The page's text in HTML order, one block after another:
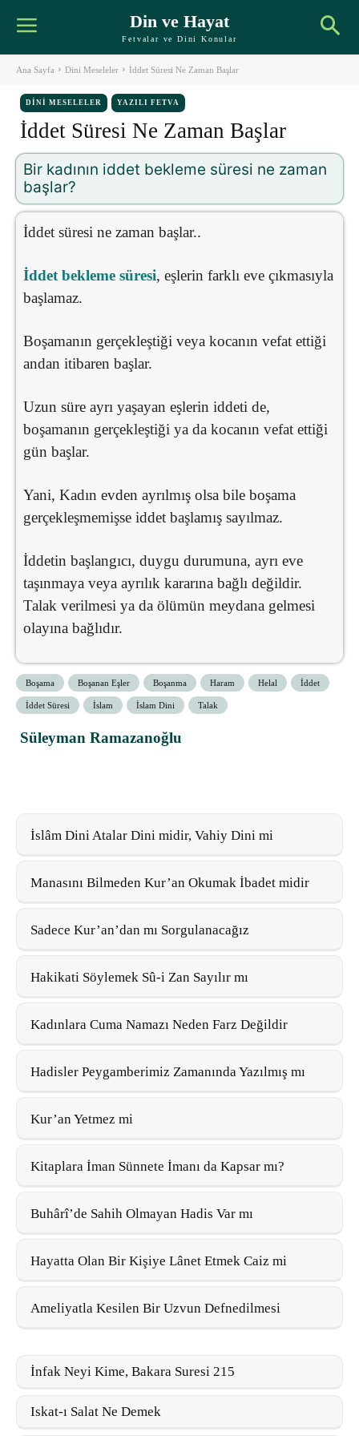
Din ve Hayat
Fetvalar ve Dini Konular
Ana Sayfa Dini Meseleler İddet Süresi Ne Zaman Başlar
DINI MESELELER YAZILI FETVA
İddet Süresi Ne Zaman Başlar
Bir kadının iddet bekleme süresi ne zaman
başlar?
İddet süresi ne zaman başlar..
İddet bekleme süresi, eşlerin farklı eve çıkmasıyla
başlamaz.
Boşamanın gerçekleştiği veya kocanın vefat ettiği
andan itibaren başlar.
Uzun süre ayrı yaşayan eşlerin iddeti de,
boşamanın gerçekleştiği ya da kocanın vefat ettiği
gün başlar.
Yani, Kadın evden ayrılmış olsa bile boşama
gerçekleşmemişse iddet başlamış sayılmaz.
İddetin başlangıcı, duygu durumuna, ayrı eve
taşınmaya veya ayrılık kararına bağlı değildir.
Talak verilmesi ya da ölümün meydana gelmesi
olayına bağlıdır.
Boşama Boşanan Eşler Boşanma Haram Helal İddet
İddet Süresi İslam İslam Dini Talak
Süleyman Ramazanoğlu
İslâm Dini Atalar Dini midir, Vahiy Dini mi
Manasını Bilmeden Kur’an Okumak İbadet midir
Sadece Kur’an’dan mı Sorgulanacağız
Hakikati Söylemek Sû-i Zan Sayılır mı
Kadınlara Cuma Namazı Neden Farz Değildir
Hadisler Peygamberimiz Zamanında Yazılmış mı
Kur’an Yetmez mi
Kitaplara İman Sünnete İmanı da Kapsar mı?
Buhârî’de Sahih Olmayan Hadis Var mı
Hayatta Olan Bir Kişiye Lânet Etmek Caiz mi
Ameliyatla Kesilen Bir Uzvun Defnedilmesi
İnfak Neyi Kime, Bakara Suresi 215
Iskat-ı Salat Ne Demek